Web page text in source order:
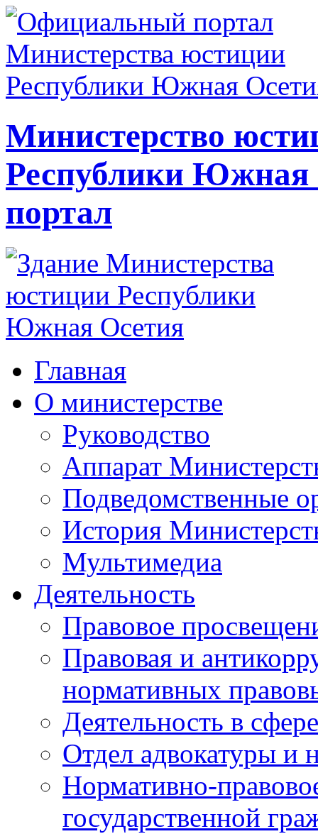
Министерство
Республики
портал
Главная
О министерстве
Руководство
Аппарат
Подведомственные
История
Мультимедиа
Деятельность
Правовое
Правовая и
нормативных
Деятельность в
Отдел адвокатуры и
Нормативно-
государственной